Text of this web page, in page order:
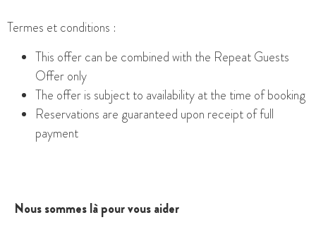
Termes et conditions :
This offer can be combined with the Repeat Guests
Offer only
The offer is subject to availability at the time of booking
Reservations are guaranteed upon receipt of full
payment
Nous sommes là pour vous aider